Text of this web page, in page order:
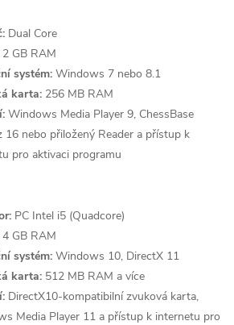
Dual Core
2 GB RAM
systém: Windows 7 nebo 8.1
karta: 256 MB RAM
Windows Media Player 9, ChessBase
16 nebo přiložený Reader a přístup k
pro aktivaci programu
PC Intel i5 (Quadcore)
4 GB RAM
systém: Windows 10, DirectX 11
karta: 512 MB RAM a více
DirectX10-kompatibilní zvuková karta,
Media Player 11 a přístup k internetu pro